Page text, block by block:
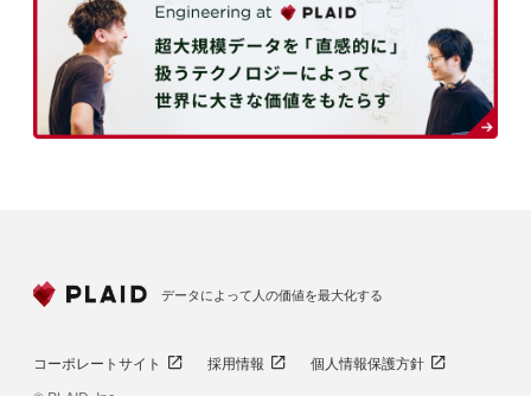
データによって人の価値を最大化する
コーポレートサイト 採用情報
個人情報保護方針